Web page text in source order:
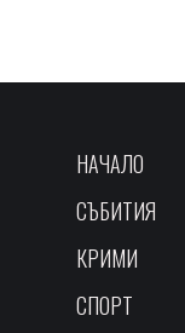
НАЧАЛО
СЪБИТИЯ
КРИМИ
СПОРТ